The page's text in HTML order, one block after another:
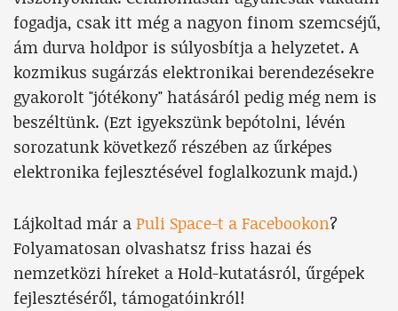
fogadja, csak itt még a nagyon finom szemcséjű,
ám durva holdpor is súlyosbítja a helyzetet. A
kozmikus sugárzás elektronikai berendezésekre
gyakorolt "jótékony" hatásáról pedig még nem is
beszéltünk. (Ezt igyekszünk bepótolni, lévén
sorozatunk következő részében az űrképes
elektronika fejlesztésével foglalkozunk majd.)
Lájkoltad már a Puli Space-t a Facebookon?
Folyamatosan olvashatsz friss hazai és
nemzetközi híreket a Hold-kutatásról, űrgépek
fejlesztéséről, támogatóinkról!